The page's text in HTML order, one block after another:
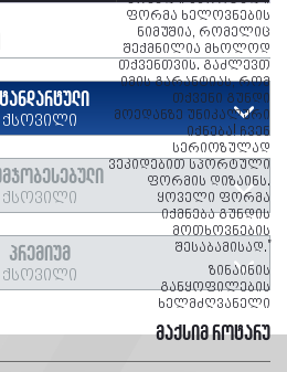
ᲥᲡᲝᲕᲘᲚᲘ
ᲥᲡᲝᲕᲘᲚᲘ
ᲞᲠᲔᲛᲘᲣᲛ
ᲥᲡᲝᲕᲘᲚᲘ
ფორმა ხელოვნების
ნიმუშია, რომელიც
შექმნილია მხოლოდ
თქვენთვის. გაძლევთ
იმის გარანტიას, რომ
თქვენი გუნდი
მოედანზე უნიკალური
იქნება! ჩვენ
სერიოზულად
ვეკიდებით სპორტული
ფორმის დიზაინს.
ყოველი ფორმა
იქმნება გუნდის
მოთხოვნების
შესაბამისად."
ზინაინის
განყოფილების
ხელმძღვანელი
მაქსიმ როტარუ